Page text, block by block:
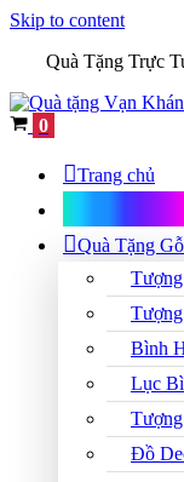
Skip to content
Quà Tặng Trực
Cart
0
Trang chủ
Quà Tặng Gỗ
Bình
Lục
Đồ